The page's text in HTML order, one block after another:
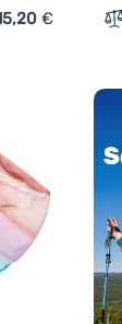
€